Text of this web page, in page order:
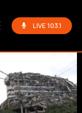
LIVE 103.1